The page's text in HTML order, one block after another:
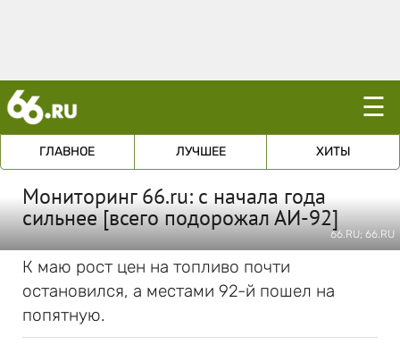
☰
ГЛАВНОЕ ЛУЧШЕЕ ХИТЫ
Мониторинг 66.ru: с начала года
сильнее [всего подорожал АИ-92]
66.RU; 66.RU
К маю рост цен на топливо почти
остановился, а местами 92-й пошел на
попятную.